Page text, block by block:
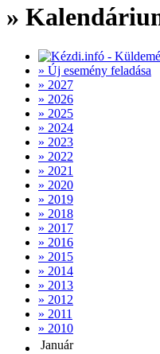
»
» Új esemény feladása
» 2027
» 2026
» 2025
» 2024
» 2023
» 2022
» 2021
» 2020
» 2019
» 2018
» 2017
» 2016
» 2015
» 2014
» 2013
» 2012
» 2011
» 2010
Január